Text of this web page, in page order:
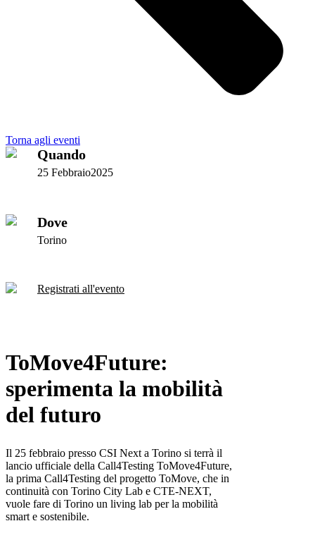
Torna agli eventi
ToMove4Future:
sperimenta la mobilità
del futuro
Il 25 febbraio presso CSI Next a Torino si terrà il
lancio ufficiale della Call4Testing ToMove4Future,
la prima Call4Testing del progetto ToMove, che in
continuità con Torino City Lab e CTE-NEXT,
vuole fare di Torino un living lab per la mobilità
smart e sostenibile.
Quando
25 Febbraio2025
Dove
Torino
Registrati all'evento